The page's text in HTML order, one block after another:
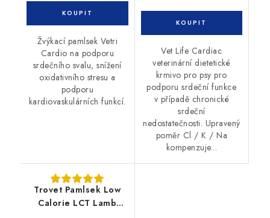
Žvýkací pamlsek Vetri
Cardio na podporu
srdečního svalu, snížení
oxidativního stresu a
podporu
kardiovaskulárních funkcí.
Vet Life Cardiac
veterinární dietetické
krmivo pro psy pro
podporu srdeční funkce
v případě chronické
srdeční
nedostatečnosti. Upravený
poměr Cl / K / Na
kompenzuje...
Trovet Pamlsek Low
Calorie LCT Lamb